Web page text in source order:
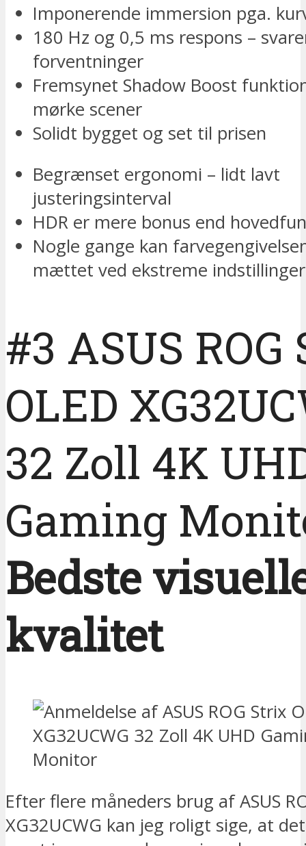
Imponerende immersion pga.
180 Hz og 0,5 ms respons –
forventninger
Fremsynet Shadow Boost
mørke scener
Solidt bygget og set til prisen
Begrænset ergonomi – lidt lavt
justeringsinterval
HDR er mere bonus end
Nogle gange kan
mættet ved ekstreme indstillinger
#3 ASUS
OLED
32 Zoll 4K
Gaming
Bedste
kvalitet
Efter flere måneders brug af ASUS
XG32UCWG kan jeg roligt sige, at